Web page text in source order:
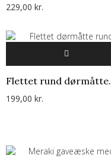
229,00 kr.
Flettet rund dørmåtte.
199,00 kr.